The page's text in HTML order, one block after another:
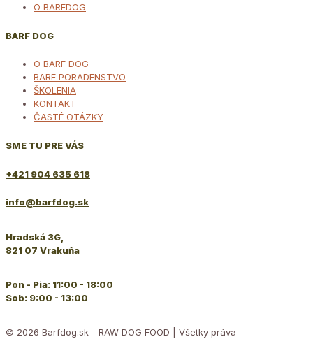
O BARFDOG
BARF DOG
O BARF DOG
BARF PORADENSTVO
ŠKOLENIA
KONTAKT
ČASTÉ OTÁZKY
SME TU PRE VÁS
+421 904 635 618
info@barfdog.sk
Hradská 3G,
821 07 Vrakuňa
Pon - Pia: 11:00 - 18:00
Sob: 9:00 - 13:00
© 2026 Barfdog.sk - RAW DOG FOOD | Všetky práva